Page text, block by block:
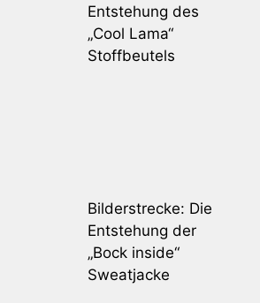
Entstehung des
„Cool Lama“
Stoffbeutels
Bilderstrecke: Die
Entstehung der
„Bock inside“
Sweatjacke